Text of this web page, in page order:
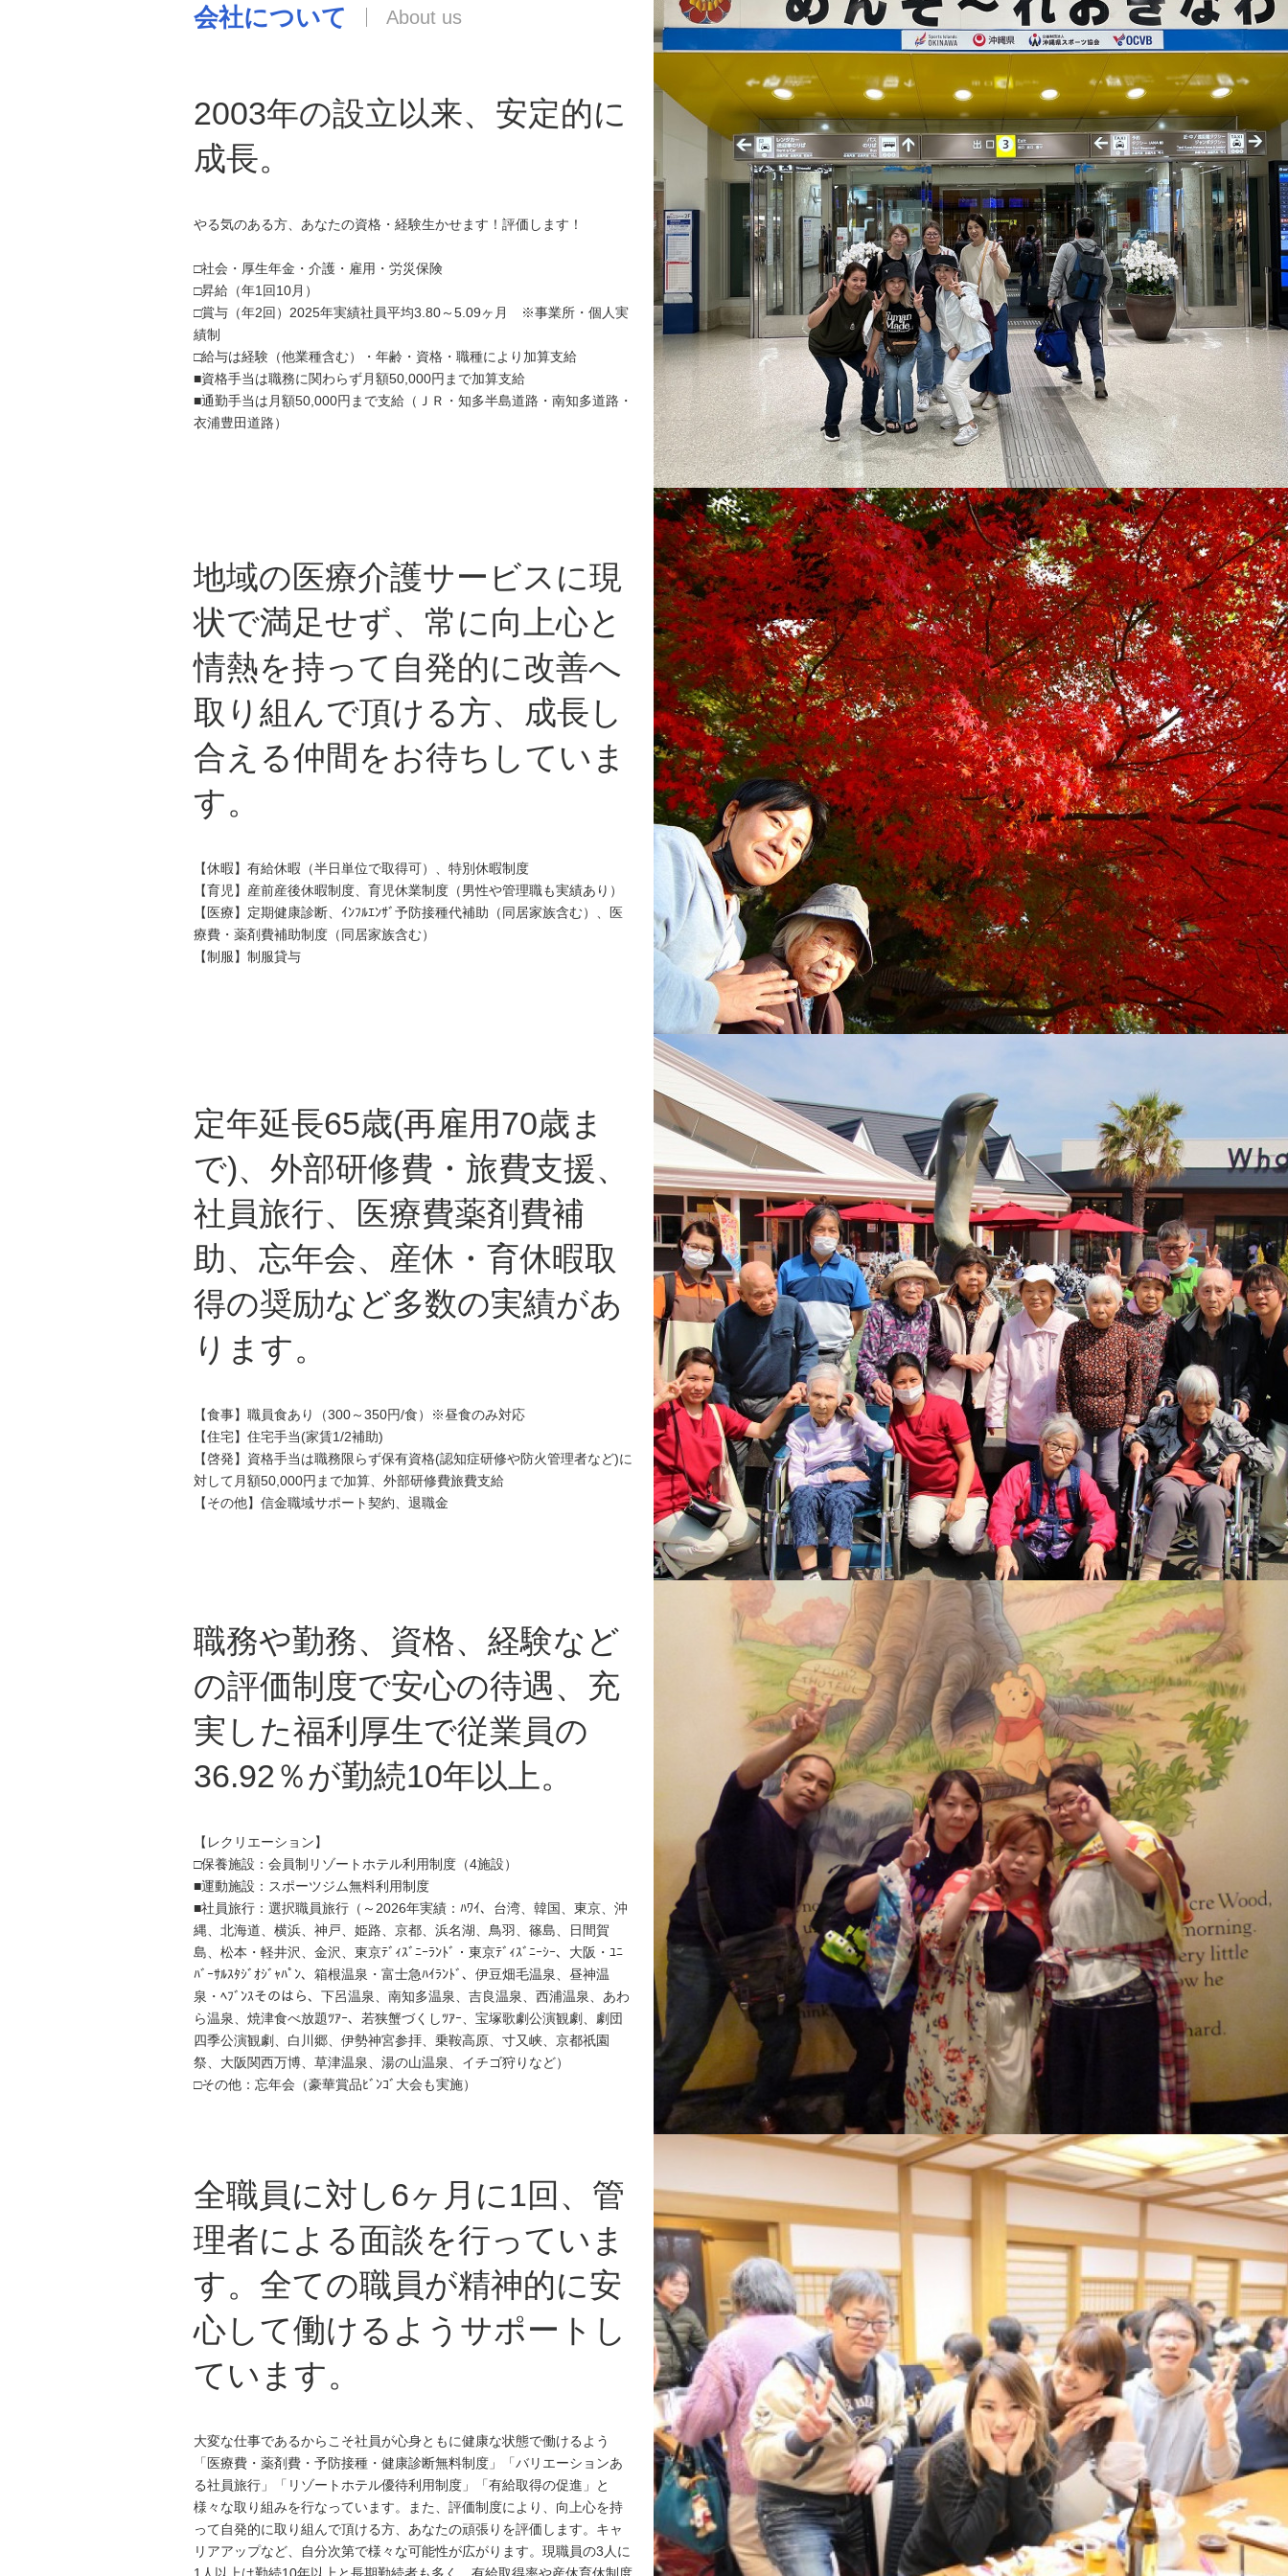
会社について
2003年の設立以来、安定的に
成長。
やる気のある方、あなたの資格・経験生かせます！評価します！
□社会・厚生年金・介護・雇用・労災保険
□昇給（年1回10月）
□賞与（年2回）2025年実績社員平均3.80～5.09ヶ月 ※事業所・個人実
績制
□給与は経験（他業種含む）・年齢・資格・職種により加算支給
■資格手当は職務に関わらず月額50,000円まで加算支給
■通勤手当は月額50,000円まで支給（ＪＲ・知多半島道路・南知多道路・
衣浦豊田道路）
地域の医療介護サービスに現
状で満足せず、常に向上心と
情熱を持って自発的に改善へ
取り組んで頂ける方、成長し
合える仲間をお待ちしていま
す。
【休暇】有給休暇（半日単位で取得可）、特別休暇制度
【育児】産前産後休暇制度、育児休業制度（男性や管理職も実績あり）
【医療】定期健康診断、ｲﾝﾌﾙｴﾝｻﾞ予防接種代補助（同居家族含む）、医
療費・薬剤費補助制度（同居家族含む）
【制服】制服貸与
定年延長65歳(再雇用70歳ま
で)、外部研修費・旅費支援、
社員旅行、医療費薬剤費補
助、忘年会、産休・育休暇取
得の奨励など多数の実績があ
ります。
【食事】職員食あり（300～350円/食）※昼食のみ対応
【住宅】住宅手当(家賃1/2補助)
【啓発】資格手当は職務限らず保有資格(認知症研修や防火管理者など)に
対して月額50,000円まで加算、外部研修費旅費支給
【その他】信金職域サポート契約、退職金
職務や勤務、資格、経験など
の評価制度で安心の待遇、充
実した福利厚生で従業員の
36.92％が勤続10年以上。
【レクリエーション】
□保養施設：会員制リゾートホテル利用制度（4施設）
■運動施設：スポーツジム無料利用制度
■社員旅行：選択職員旅行（～2026年実績：ﾊﾜｲ、台湾、韓国、東京、沖
縄、北海道、横浜、神戸、姫路、京都、浜名湖、鳥羽、篠島、日間賀
島、松本・軽井沢、金沢、東京ﾃﾞｨｽﾞﾆｰﾗﾝﾄﾞ・東京ﾃﾞｨｽﾞﾆｰｼｰ、大阪・ﾕﾆ
ﾊﾞｰｻﾙｽﾀｼﾞｵｼﾞｬﾊﾟﾝ、箱根温泉・富士急ﾊｲﾗﾝﾄﾞ、伊豆畑毛温泉、昼神温
泉・ﾍﾌﾞﾝｽそのはら、下呂温泉、南知多温泉、吉良温泉、西浦温泉、あわ
ら温泉、焼津食べ放題ﾂｱｰ、若狭蟹づくしﾂｱｰ、宝塚歌劇公演観劇、劇団
四季公演観劇、白川郷、伊勢神宮参拝、乗鞍高原、寸又峡、京都祇園
祭、大阪関西万博、草津温泉、湯の山温泉、イチゴ狩りなど）
□その他：忘年会（豪華賞品ﾋﾞﾝｺﾞ大会も実施）
全職員に対し6ヶ月に1回、管
理者による面談を行っていま
す。全ての職員が精神的に安
心して働けるようサポートし
ています。
大変な仕事であるからこそ社員が心身ともに健康な状態で働けるよう
「医療費・薬剤費・予防接種・健康診断無料制度」「バリエーションあ
る社員旅行」「リゾートホテル優待利用制度」「有給取得の促進」と
様々な取り組みを行なっています。また、評価制度により、向上心を持
って自発的に取り組んで頂ける方、あなたの頑張りを評価します。キャ
リアアップなど、自分次第で様々な可能性が広がります。現職員の3人に